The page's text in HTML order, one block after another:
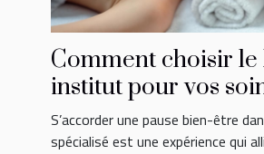
Comment choisir le
institut pour vos
détente et beauté ?
S’accorder une pause bien-être
spécialisé est une expérience qui